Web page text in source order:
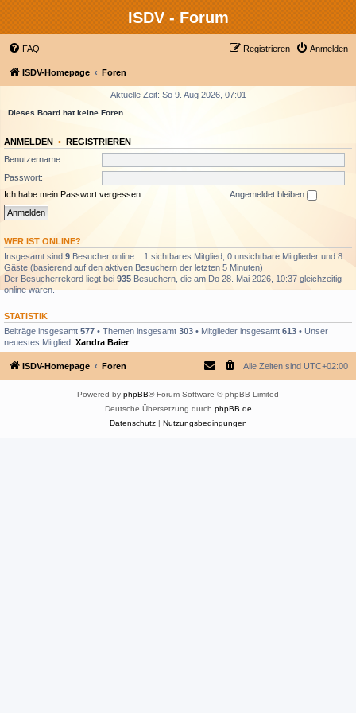
ISDV - Forum
FAQ Anmelden
Registrieren
ISDV-Homepage Foren
Aktuelle Zeit: So 9. Aug 2026, 07:01
Dieses Board hat keine Foren.
ANMELDEN • REGISTRIEREN
Benutzername:
Passwort:
Ich habe mein Passwort vergessen
Angemeldet bleiben
WER IST ONLINE?
Insgesamt sind 9 Besucher online :: 1 sichtbares Mitglied, 0 unsichtbare Mitglieder und 8
Gäste (basierend auf den aktiven Besuchern der letzten 5 Minuten)
Der Besucherrekord liegt bei 935 Besuchern, die am Do 28. Mai 2026, 10:37 gleichzeitig
online waren.
STATISTIK
Beiträge insgesamt 577 • Themen insgesamt 303 • Mitglieder insgesamt 613 • Unser
neuestes Mitglied: Xandra Baier
ISDV-Homepage Foren Alle Zeiten sind UTC+02:00
Powered by phpBB® Forum Software © phpBB Limited
Deutsche Übersetzung durch phpBB.de
Datenschutz| Nutzungsbedingungen